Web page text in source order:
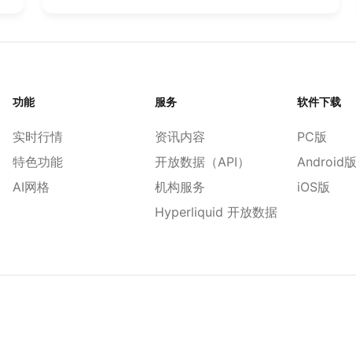
功能
实时行情
特色功能
AI网格
服务
资讯内容
开放数据（API）
机构服务
Hyperliquid 开放数据
软件下载
PC版
Android版
iOS版